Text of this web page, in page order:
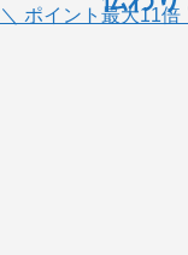
＼ ポイント最大11倍